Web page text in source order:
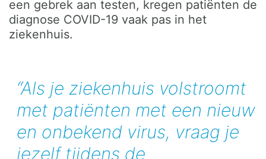
een gebrek aan testen, kregen patiënten de
diagnose COVID-19 vaak pas in het
ziekenhuis.
“Als je ziekenhuis volstroomt
met patiënten met een nieuw
en onbekend virus, vraag je
jezelf tijdens de